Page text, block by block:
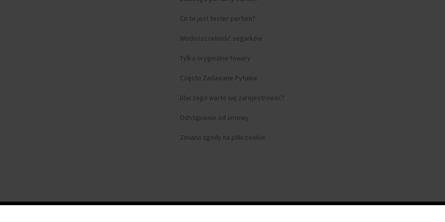
Co to jest tester perfum?
Wodoszczelność zegarków
Tylko oryginalne towary
Często Zadawane Pytania
Dlaczego warto się zarejestrować?
Odstąpienie od umowy
Zmiana zgody na pliki cookie